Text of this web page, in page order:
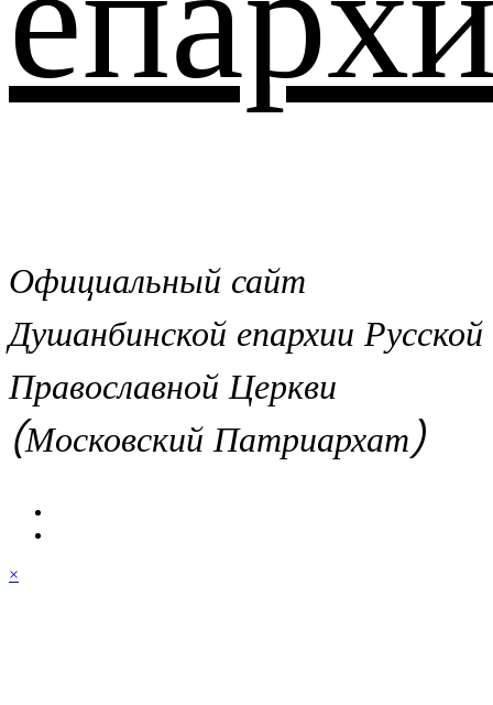
Официальный сайт
Душанбинской епархии Русской
Православной Церкви
(Московский Патриархат)
×